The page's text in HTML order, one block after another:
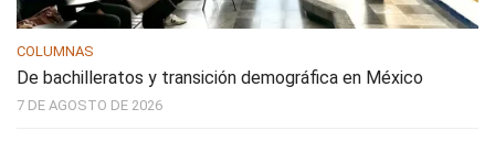
COLUMNAS
De bachilleratos y transición demográfica en México
7 DE AGOSTO DE 2026